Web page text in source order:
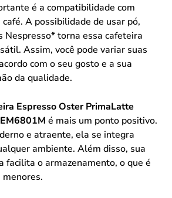
é a compatibilidade com
A possibilidade de usar pó,
Nespresso* torna essa cafeteira
Assim, você pode variar suas
com o seu gosto e a sua
da qualidade.
Espresso Oster PrimaLatte
é mais um ponto positivo.
e atraente, ela se integra
ambiente. Além disso, sua
facilita o armazenamento, o que é
menores.